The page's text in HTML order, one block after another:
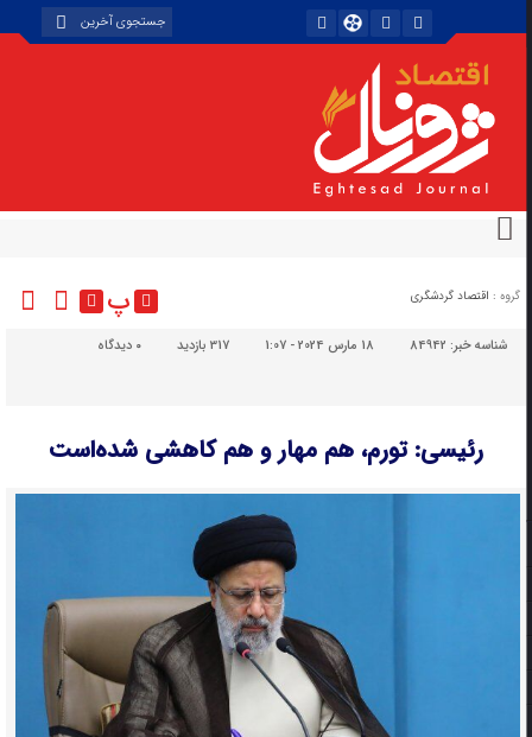
گروه : اقتصاد گردشگری پ
شناسه خبر:84942 18 مارس 2024 - 1:07 317 بازدید دیدگاه
رئیسی: تورم، هم مهار و هم کاهشی شده‌است